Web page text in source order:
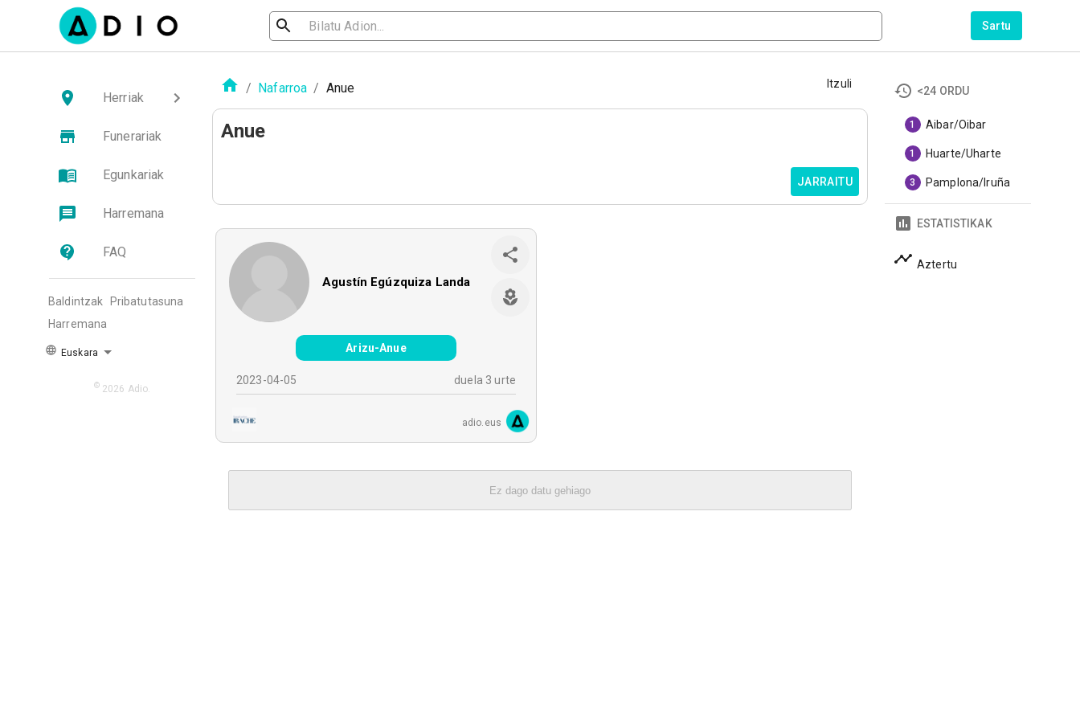
Sartu
Herriak
Funerariak
Egunkariak
Harremana
FAQ
Baldintzak
Pribatutasuna
Harremana
Euskara
© 2026 Adio.
/ Nafarroa / Anue Itzuli
Anue
JARRAITU
Agustín Egúzquiza Landa
Arizu-Anue
2023-04-05 duela 3 urte
adio.eus
Ez dago datu gehiago
<24 ORDU
1 Aibar/Oibar
1 Huarte/Uharte
3 Pamplona/Iruña
ESTATISTIKAK
Aztertu